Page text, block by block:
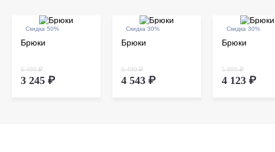
Скидка 50%
Брюки
6 490 ₽
3 245 ₽
Скидка 30%
Брюки
6 490 ₽
4 543 ₽
Скидка 30%
Брюки
5 890 ₽
4 123 ₽